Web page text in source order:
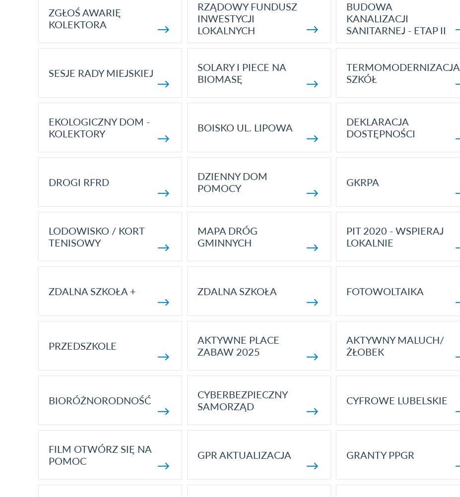
ZGŁOŚ AWARIĘ
KOLEKTORA
RZĄDOWY FUNDUSZ
INWESTYCJI
LOKALNYCH
BUDOWA
KANALIZACJI
SANITARNEJ - ETAP II
SESJE RADY MIEJSKIEJ
SOLARY I PIECE NA
BIOMASĘ
TERMOMODERNIZACJA
SZKÓŁ
EKOLOGICZNY DOM -
KOLEKTORY
BOISKO UL. LIPOWA
DEKLARACJA
DOSTĘPNOŚCI
DROGI RFRD
DZIENNY DOM
POMOCY
GKRPA
LODOWISKO / KORT
TENISOWY
MAPA DRÓG
GMINNYCH
PIT 2020 - WSPIERAJ
LOKALNIE
ZDALNA SZKOŁA + ZDALNA SZKOŁA FOTOWOLTAIKA
PRZEDSZKOLE
AKTYWNE PLACE
ZABAW 2025
AKTYWNY MALUCH/
ŻŁOBEK
BIORÓŻNORODNOŚĆ
CYBERBEZPIECZNY
SAMORZĄD
CYFROWE LUBELSKIE
FILM OTWÓRZ SIĘ NA
POMOC
GPR AKTUALIZACJA GRANTY PPGR